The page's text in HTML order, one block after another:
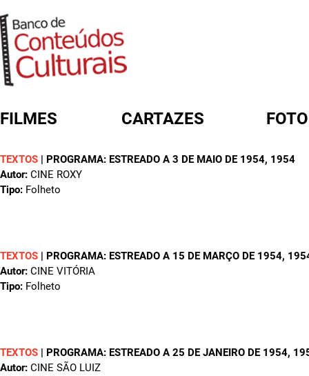
FILMES CARTAZES
TEXTOS | PROGRAMA: ESTREADO A 3 DE MAIO DE 1954, 1954
Autor: CINE ROXY
Tipo: Folheto
TEXTOS | PROGRAMA: ESTREADO A 15 DE MARÇO DE 1954,
Autor: CINE VITÓRIA
Tipo: Folheto
TEXTOS | PROGRAMA: ESTREADO A 25 DE JANEIRO DE 1954,
Autor: CINE SÃO LUIZ
FORMULÁRIO DE BUSCA